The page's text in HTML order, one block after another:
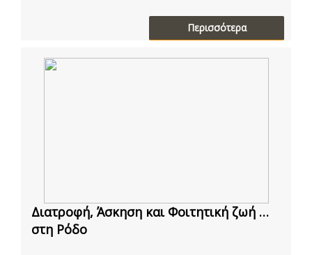
Περισσότερα
Διατροφή, Άσκηση και Φοιτητική ζωή …
στη Ρόδο